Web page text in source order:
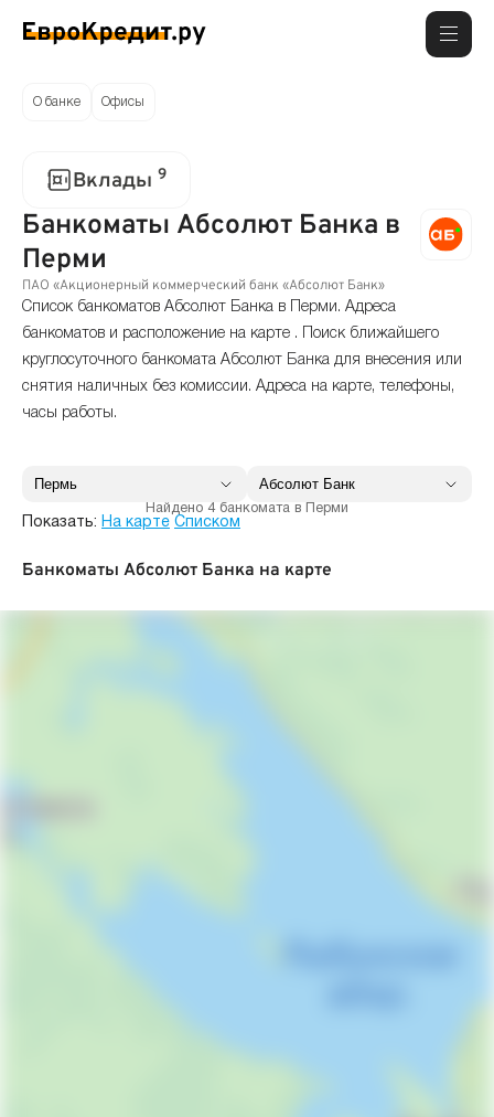
О банке Офисы
Вклады 9
Банкоматы Абсолют Банка в
Перми
ПАО «Акционерный коммерческий банк «Абсолют Банк»
Список банкоматов Абсолют Банка в Перми. Адреса
банкоматов и расположение на карте . Поиск ближайшего
круглосуточного банкомата Абсолют Банка для внесения или
снятия наличных без комиссии. Адреса на карте, телефоны,
часы работы.
Найдено 4 банкомата в Перми
Показать: На карте Списком
Банкоматы Абсолют Банка на карте